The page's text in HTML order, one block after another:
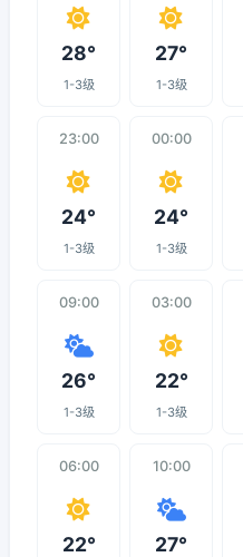
28°
1-3级
27°
1-3级
23:00
24°
1-3级
00:00
24°
1-3级
09:00
26°
1-3级
03:00
22°
1-3级
06:00
22°
10:00
27°